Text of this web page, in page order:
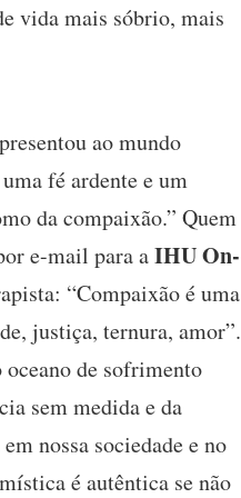
vida mais sóbrio, mais
ao mundo
fé ardente e um
da compaixão.” Quem
e-mail para aIHU On-
“Compaixão é uma
justiça, ternura, amor”.
de sofrimento
sem medida e da
nossa sociedade e no
é autêntica se não